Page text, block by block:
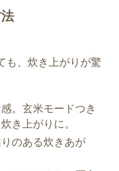
も、炊き上がりが驚
。玄米モードつき
き上がりに。
のある炊きあが